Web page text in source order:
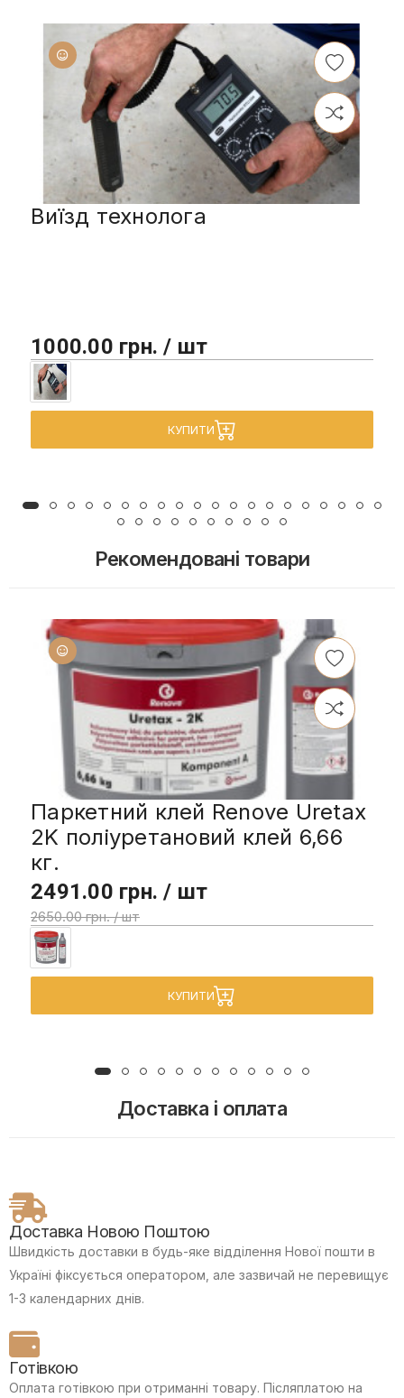
Виїзд технолога
1000.00 грн. / шт
КУПИТИ
Рекомендовані товари
Паркетний клей Renove Uretax
2K поліуретановий клей 6,66
кг.
2491.00 грн. / шт
2650.00 грн. / шт
КУПИТИ
Доставка і оплата
Доставка Новою Поштою
Швидкість доставки в будь-яке відділення Нової пошти в
Україні фіксується оператором, але зазвичай не перевищує
1-3 календарних днів.
Готівкою
Оплата готівкою при отриманні товару. Післяплатою на